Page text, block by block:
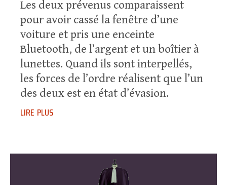
Les deux prévenus comparaissent
pour avoir cassé la fenêtre d’une
voiture et pris une enceinte
Bluetooth, de l’argent et un boîtier à
lunettes. Quand ils sont interpellés,
les forces de l’ordre réalisent que l’un
des deux est en état d’évasion.
lire plus